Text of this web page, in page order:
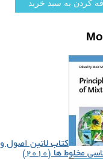
کتاب لاتین اصول و
ها (۲۰۱۰)